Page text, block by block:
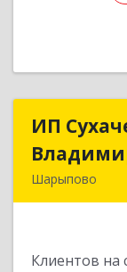
ИП
Шарыпово
Клиентов на